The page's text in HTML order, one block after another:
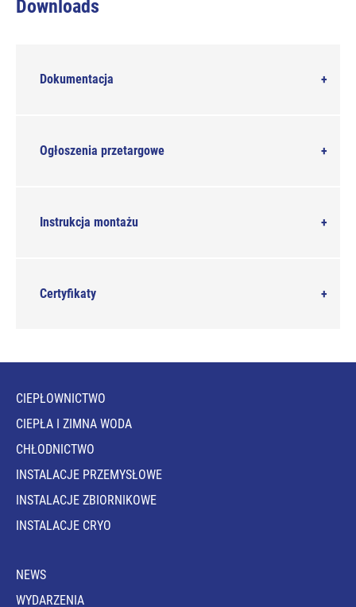
Downloads
Dokumentacja
Ogłoszenia przetargowe
Instrukcja montażu
Certyfikaty
CIEPŁOWNICTWO
CIEPŁA I ZIMNA WODA
CHŁODNICTWO
INSTALACJE PRZEMYSŁOWE
INSTALACJE ZBIORNIKOWE
INSTALACJE CRYO
NEWS
WYDARZENIA